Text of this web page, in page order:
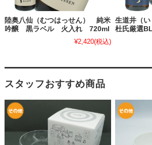
陸奥八仙（むつはっせん） 純米
吟醸 黒ラベル 火入れ 720ml
¥2,420(税込)
生道井（
杜氏厳選
スタッフおすすめ商品